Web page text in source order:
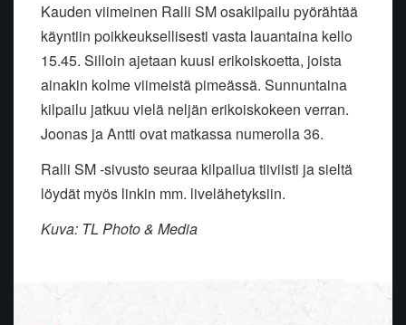
Kauden viimeinen Ralli SM osakilpailu pyörähtää
käyntiin poikkeuksellisesti vasta lauantaina kello
15.45. Silloin ajetaan kuusi erikoiskoetta, joista
ainakin kolme viimeistä pimeässä. Sunnuntaina
kilpailu jatkuu vielä neljän erikoiskokeen verran.
Joonas ja Antti ovat matkassa numerolla 36.
Ralli SM -sivusto seuraa kilpailua tiiviisti ja sieltä
löydät myös linkin mm. livelähetyksiin.
Kuva: TL Photo & Media